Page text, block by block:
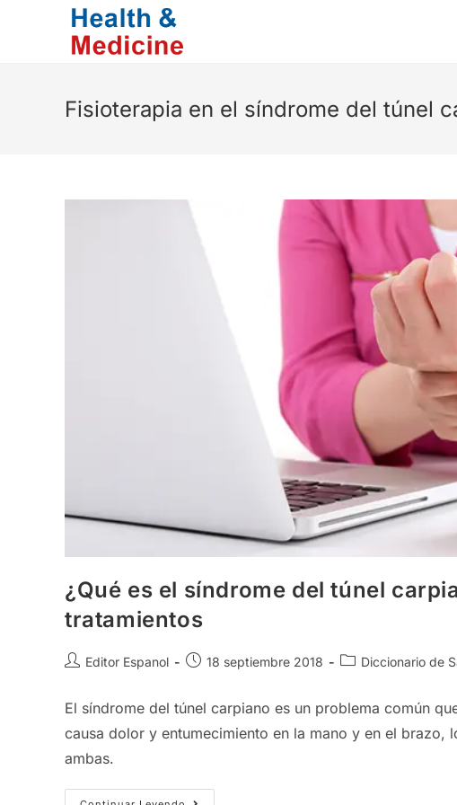
Fisioterapia en el síndrome del túnel
¿Qué es el síndrome del túnel
tratamientos
Autor
entrada:
Editor Espanol
Publicación
entrada:
18 septiembre 2018
Categoría
entrada:
Diccionario de
El síndrome del túnel carpiano es un problema común
causa dolor y entumecimiento en la mano y en el
ambas.